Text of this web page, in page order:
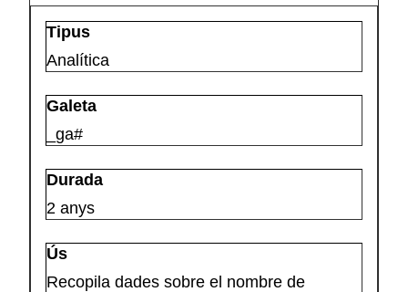
Analítica
_ga#
2 anys
Recopila dades sobre el nombre de